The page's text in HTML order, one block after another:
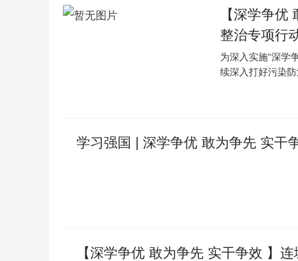
【深学争
整治专项行
为深入实施“深学
续深入打好污染
学习强国 | 深学争优 敢为争先 实干
【深学争优 敢为争先 实干争效 】